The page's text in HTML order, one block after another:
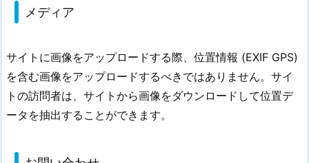
メディア
サイトに画像をアップロードする際、位置情報 (EXIF GPS)
を含む画像をアップロードするべきではありません。サイ
トの訪問者は、サイトから画像をダウンロードして位置デ
ータを抽出することができます。